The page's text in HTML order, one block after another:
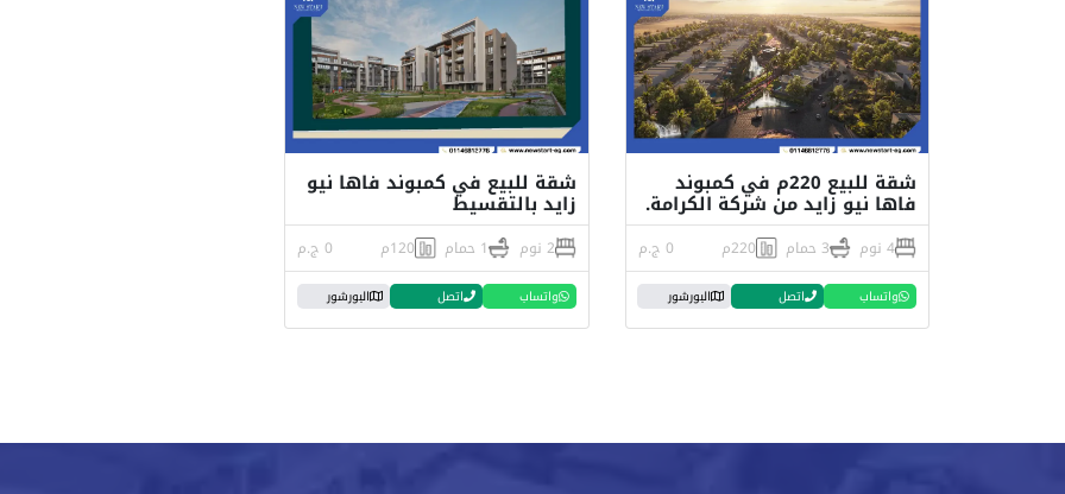
شقة للبيع 220م في كمبوند
فاها نيو زايد من شركة الكرامة.
4 نوم 3 حمام 220م 0 ج.م
واتساب اتصل البورشور
شقة للبيع في كمبوند فاها نيو
زايد بالتقسيط
2 نوم 1 حمام 120م 0 ج.م
واتساب اتصل البورشور